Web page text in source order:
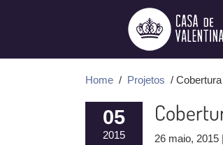
Home / Projetos /
05
2015 26 maio, 2015 |